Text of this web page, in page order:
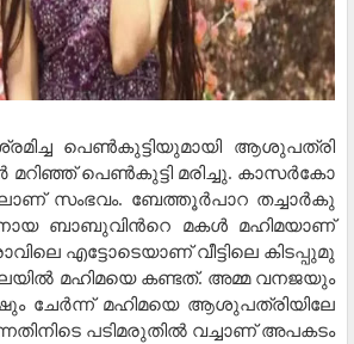
പെ​ൺ​കു​ട്ടി​യു​മാ​യി ആ​ശു​പ​ത്രി​
മ​റി​ഞ്ഞ് പെ​ൺ​കു​ട്ടി മ​രി​ച്ചു. കാ​സ​ർ​കോ​
സം​ഭ​വം. ബേ​ത്തൂ​ര്‍​പാ​റ ത​ച്ചാ​ര്‍​കു​
ബാ​ബു​വി​ന്‍റെ മ​ക​ള്‍ മ​ഹി​മ​യാ​ണ്
എ​ട്ടോ​ടെ​യാ​ണ് വീ​ട്ടി​ലെ കി​ട​പ്പു​മു​
മ​ഹി​മ​യെ ക​ണ്ട​ത്. അ​മ്മ വ​ന​ജ​യും
ചേ​ർ​ന്ന് മ​ഹി​മ​യെ ആ​ശു​പ​ത്രി​യി​ലേ​
പ​ടി​മ​രു​തി​ല്‍ വ​ച്ചാ​ണ് അ​പ​ക​ടം